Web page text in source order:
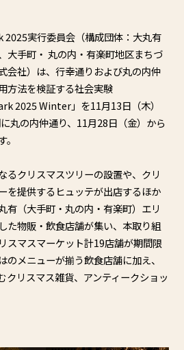
実行委員会（構成団体：大丸有
大手町・ 丸の内・有楽町地区まちづ
会社）は、行幸通りおよび丸の内仲
方法を検証する社会実験
2025 Winter」を11月13日（木）
丸の内仲通り、11月28日（金） から
クリスマスツリーの設置や、 クリ
を提供するヒュッテが出店するほか
（大手町・丸の内・有楽町） エリ
物販・飲食店舗が集い、 本取り組
スマスマーケット計19店舗が期間限
のメニューが揃う飲食店舗に加え、
リスマス雑貨、 アンティークショッ